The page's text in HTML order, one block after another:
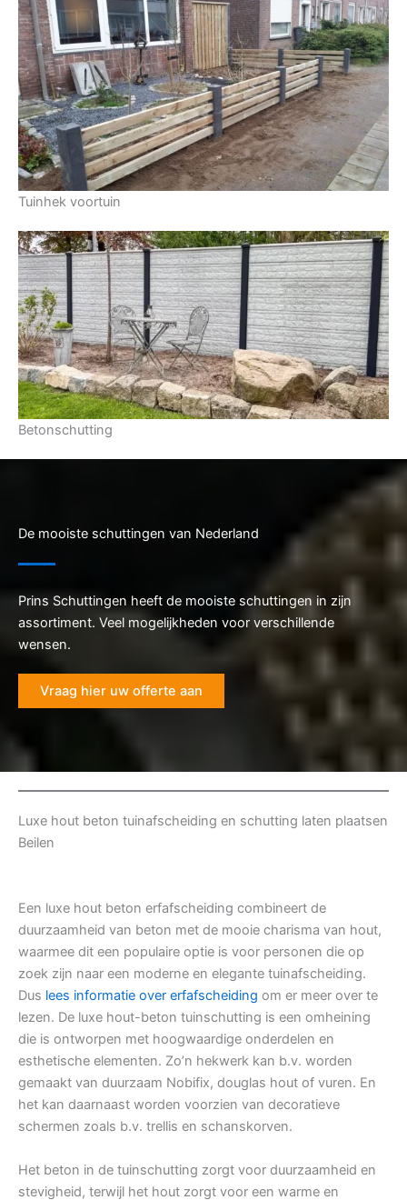
Tuinhek voortuin
Betonschutting
De mooiste schuttingen van Nederland
Prins Schuttingen heeft de mooiste schuttingen in zijn
assortiment. Veel mogelijkheden voor verschillende
wensen.
Vraag hier uw offerte aan
Luxe hout beton tuinafscheiding en schutting laten plaatsen
Beilen
Een luxe hout beton erfafscheiding combineert de
duurzaamheid van beton met de mooie charisma van hout,
waarmee dit een populaire optie is voor personen die op
zoek zijn naar een moderne en elegante tuinafscheiding.
Dus lees informatie over erfafscheiding om er meer over te
lezen. De luxe hout-beton tuinschutting is een omheining
die is ontworpen met hoogwaardige onderdelen en
esthetische elementen. Zo’n hekwerk kan b.v. worden
gemaakt van duurzaam Nobifix, douglas hout of vuren. En
het kan daarnaast worden voorzien van decoratieve
schermen zoals b.v. trellis en schanskorven.
Het beton in de tuinschutting zorgt voor duurzaamheid en
stevigheid, terwijl het hout zorgt voor een warme en